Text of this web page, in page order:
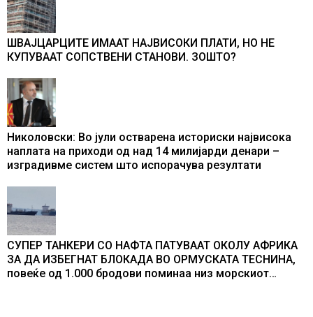
ШВАЈЦАРЦИТЕ ИМААТ НАЈВИСОКИ ПЛАТИ, НО НЕ
КУПУВААТ СОПСТВЕНИ СТАНОВИ. ЗОШТО?
Николовски: Во јули остварена историски највисока
наплата на приходи од над 14 милијарди денари –
изградивме систем што испорачува резултати
СУПЕР ТАНКЕРИ СО НАФТА ПАТУВААТ ОКОЛУ АФРИКА
ЗА ДА ИЗБЕГНАТ БЛОКАДА ВО ОРМУСКАТА ТЕСНИНА,
повеќе од 1.000 бродови поминаа низ морскиот